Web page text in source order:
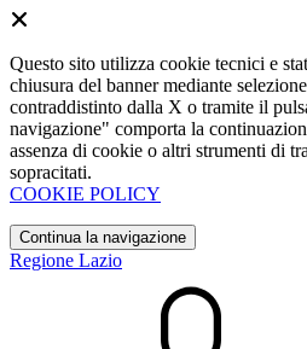
Questo sito utilizza cookie tecnici e
chiusura del banner mediante
contraddistinto dalla X o tramite il
navigazione" comporta la
assenza di cookie o altri strumenti di
sopracitati.
COOKIE POLICY
Continua la navigazione
Regione Lazio